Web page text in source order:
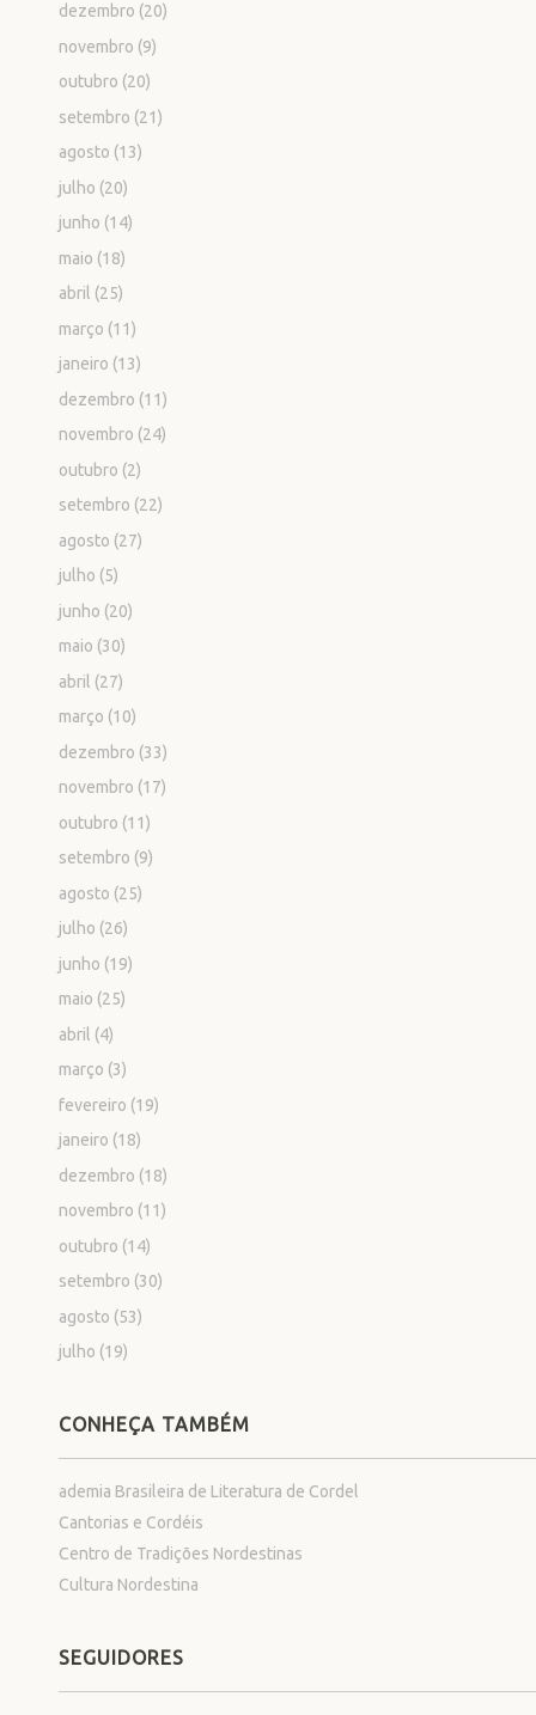
dezembro (20)
novembro (9)
outubro (20)
setembro (21)
agosto (13)
julho (20)
junho (14)
maio (18)
abril (25)
março (11)
janeiro (13)
dezembro (11)
novembro (24)
outubro (2)
setembro (22)
agosto (27)
julho (5)
junho (20)
maio (30)
abril (27)
março (10)
dezembro (33)
novembro (17)
outubro (11)
setembro (9)
agosto (25)
julho (26)
junho (19)
maio (25)
abril (4)
março (3)
fevereiro (19)
janeiro (18)
dezembro (18)
novembro (11)
outubro (14)
setembro (30)
agosto (53)
julho (19)
CONHEÇA TAMBÉM
ademia Brasileira de Literatura de Cordel
Cantorias e Cordéis
Centro de Tradições Nordestinas
Cultura Nordestina
SEGUIDORES